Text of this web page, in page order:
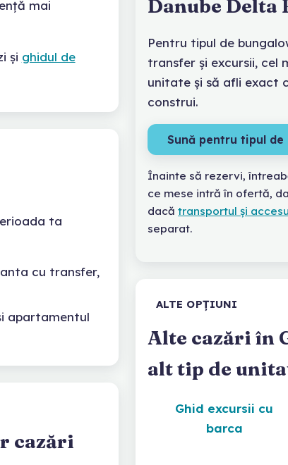
mai
și ghidul de
ta
cu transfer,
apartamentul
cazări
Danube Delta
Pentru tipul de
transfer și excursii, cel
unitate și să afli exact
construi.
Sună pentru tipul de
Înainte să rezervi,
ce mese intră în ofertă,
dacătransportul și
separat.
ALTE OPȚIUNI
Alte cazări în
alt tip de
Ghid excursii cu
barca